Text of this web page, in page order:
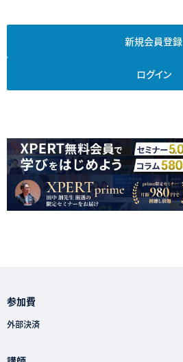
参加費
外部決済
新規会員登録
ログイン